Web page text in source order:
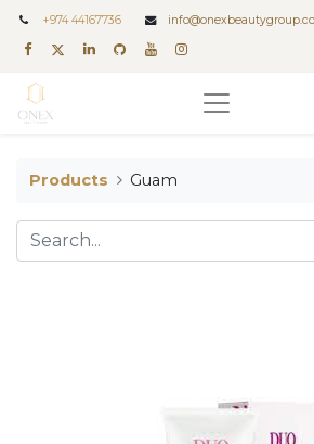
+974 44167736
Products Guam